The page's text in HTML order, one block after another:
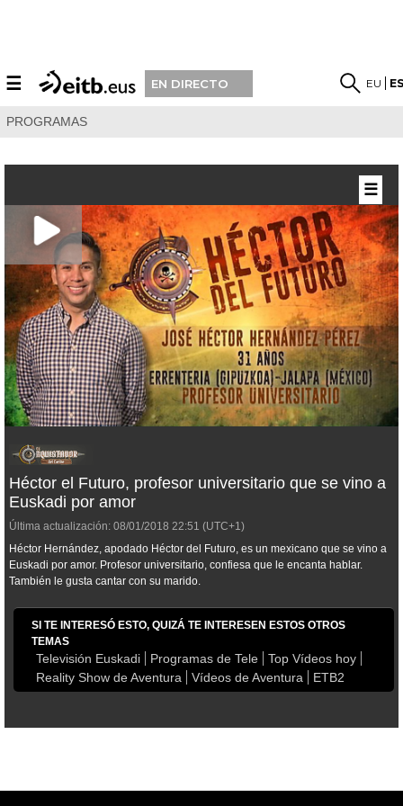
☰ EN DIRECTO EU
PROGRAMAS
Héctor el Futuro, profesor universitario que se vino a
Euskadi por amor
Última actualización: 08/01/2018 22:51 (UTC+1)
Héctor Hernández, apodado Héctor del Futuro, es un mexicano que se vino a
Euskadi por amor. Profesor universitario, confiesa que le encanta hablar.
También le gusta cantar con su marido.
SI TE INTERESÓ ESTO, QUIZÁ TE INTERESEN ESTOS OTROS
TEMAS
Televisión Euskadi Programas de Tele
Top Vídeos hoy
Reality Show de Aventura
Vídeos de Aventura ETB2
☰